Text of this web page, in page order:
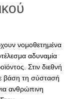
νομοθετημένα
αδυναμία
Στιν διεθνή
βάση τη σύστασή
ανθρώπινη